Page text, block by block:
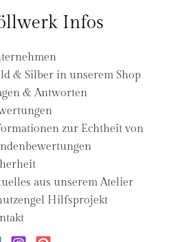
Infos
& Silber in unserem Shop
& Antworten
zur Echtheit von
aus unserem Atelier
Hilfsprojekt